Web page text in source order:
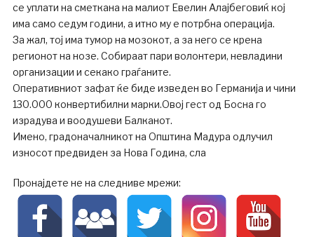
се уплати на сметкана на малиот Евелин Алајбеговиќ кој
има само седум години, а итно му е потрбна операција.
За жал, тој има тумор на мозокот, а за него се крена
регионот на нозе. Собираат пари волонтери, невладини
организации и секако граѓаните.
Оперативниот зафат ќе биде изведен во Германија и чини
130.000 конвертибилни марки.Овој гест од Босна го
израдува и воодушеви Балканот.
Имено, градоначалникот на Општина Мадура одлучил
износот предвиден за Нова Година, сла
Пронајдете не на следниве мрежи: